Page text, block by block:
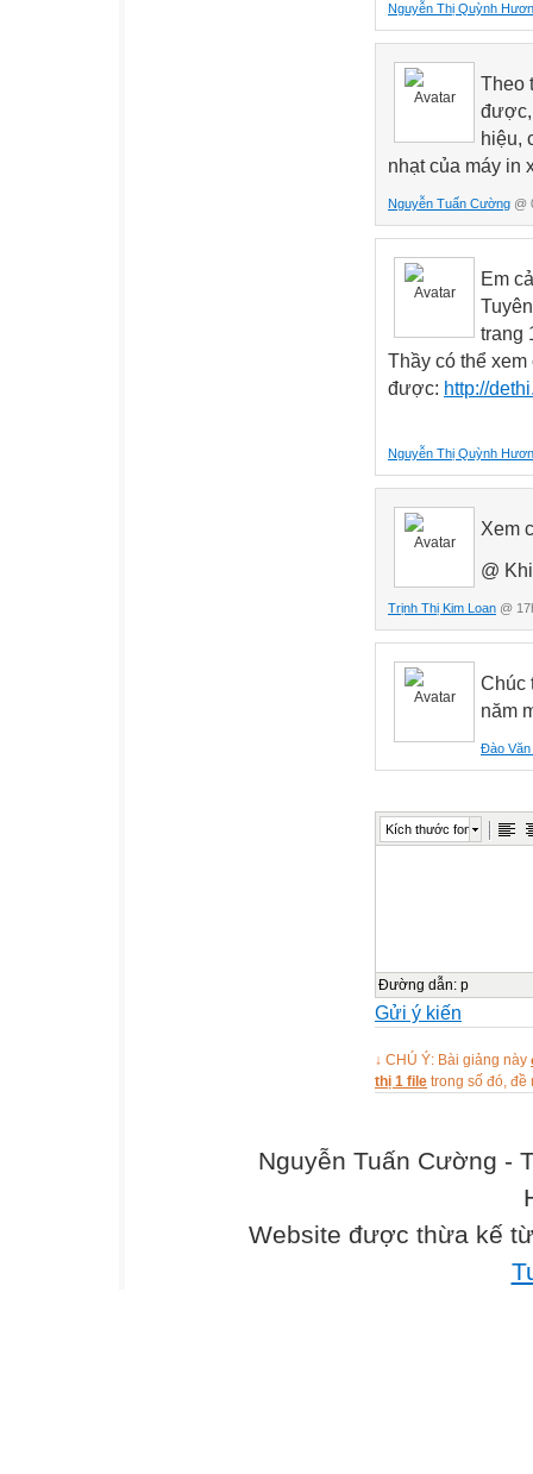
Nguyễn Thị Quỳnh
Theo
được,
hiệu,
nhạt của máy in
Nguyễn Tuấn Cường @
Em
trang
Thầy có thể
được: http://
Nguyễn Thị Quỳnh
Xem
@
Trịnh Thị Kim Loan @
Chúc
năm
Đào Văn
Kích thước font
Đường dẫn: p
Gửi ý kiến
↓ CHÚ Ý: Bài giảng này
thị 1 file trong số đó, đề
Nguyễn Tuấn Cường -
Website được thừa kế